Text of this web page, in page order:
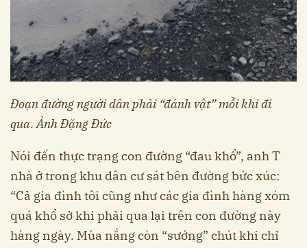
Đoạn đường người dân phải “đánh vật” mỗi khi đi
qua. Ảnh Đặng Đức
Nói đến thực trạng con đường “đau khổ”, anh T
nhà ở trong khu dân cư sát bên đường bức xúc:
“Cả gia đình tôi cũng như các gia đình hàng xóm
quá khổ sở khi phải qua lại trên con đường này
hàng ngày. Mùa nắng còn “sướng” chút khi chỉ